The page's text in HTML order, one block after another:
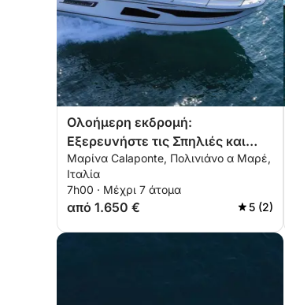
Ολοήμερη εκδρομή:
Εξερευνήστε τις Σπηλιές και
τους όρμους Polignano a Mare &
Monopoli
Μαρίνα Calaponte, Πολινιάνο α Μαρέ,
Ιταλία
7h00 · Μέχρι 7 άτομα
από 1.650 € 5 (2)